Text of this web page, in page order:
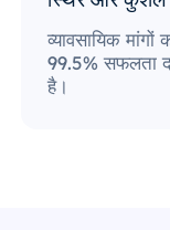
व्यावसायिक
99.5% सफलता
है।